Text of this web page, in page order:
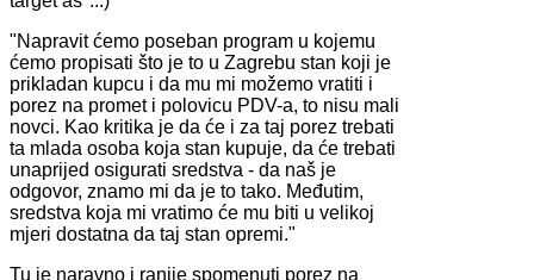
"Napravit ćemo poseban program u kojemu
ćemo propisati što je to u Zagrebu stan koji je
prikladan kupcu i da mu mi možemo vratiti i
porez na promet i polovicu PDV-a, to nisu mali
novci. Kao kritika je da će i za taj porez trebati
ta mlada osoba koja stan kupuje, da će trebati
unaprijed osigurati sredstva - da naš je
odgovor, znamo mi da je to tako. Međutim,
sredstva koja mi vratimo će mu biti u velikoj
mjeri dostatna da taj stan opremi."
Tu je naravno i ranije spomenuti porez na